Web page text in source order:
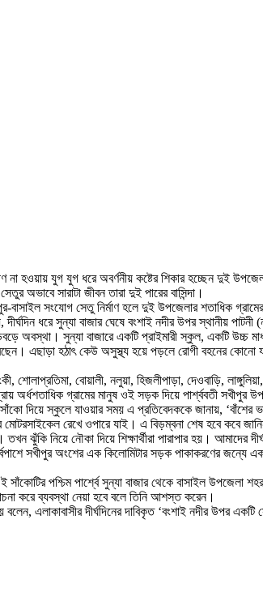
না হওয়ায় যুগ যুগ ধরে অবর্ণনীয় কষ্টের শিকার হচ্ছেন দুই
অভাবে সারাটা জীবন তারা দুই পারের বাসিন্দা।
বাসাইল সংযোগ সেতু নির্মাণ হলে দুই উপজেলার শতাধিক
ধরে সুন্যা বাজার ঘেষে বংশাই নদীর উপর স্থানীয়
অবস্থা। সুন্যা বাজারে একটি প্রাইমারী স্কুল, একটি উচ্চ
এছাড়া হঠাৎ কেউ অসুস্থ্য হয়ে পড়লে রোগী বহনের কোনো
শোলাপ্রতিমা, বোয়ালী, নলুয়া, হিজলীপাড়া, দেওবাড়ি,
অর্ধশতাধিক গ্রামের মানুষ ওই সড়ক দিয়ে পার্শ্ববতী সখীপুর
সাঁকো দিয়ে স্কুলে যাওয়ার সময় এ প্রতিবেদককে জানায়,
রেখে ওপারে যাই। এ বিড়ম্বনা শেষ হবে কবে
ঝুঁকি নিয়ে নৌকা দিয়ে শিক্ষার্থীরা পারাপার হয়। আমাদের
সখীপুর অংশের এক কিলোমিটার সড়ক পাকাকরণের
পশ্চিম পার্শ্বে সুন্যা বাজার থেকে বাসাইল
করে ব্যবস্থা নেয়া হবে বলে তিনি আশস্ত করেন।
এলাকাবাসীর দীর্ঘদিনের দাবিকৃত ‘বংশাই নদীর উপর